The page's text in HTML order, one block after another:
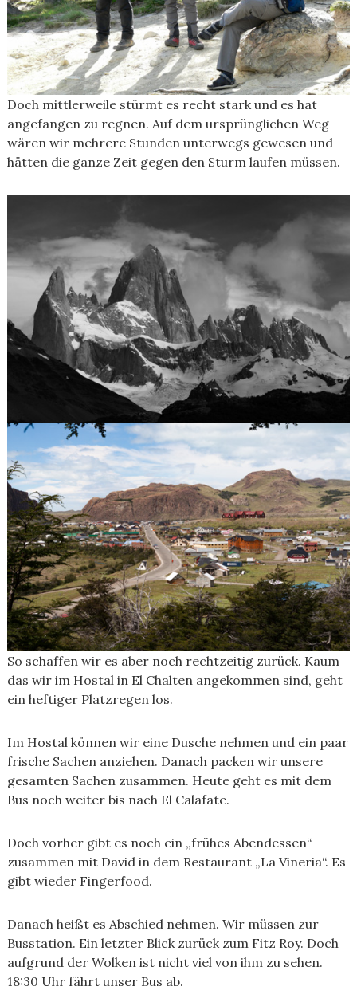
Doch mittlerweile stürmt es recht stark und es hat
angefangen zu regnen. Auf dem ursprünglichen Weg
wären wir mehrere Stunden unterwegs gewesen und
hätten die ganze Zeit gegen den Sturm laufen müssen.
So schaffen wir es aber noch rechtzeitig zurück. Kaum
das wir im Hostal in El Chalten angekommen sind, geht
ein heftiger Platzregen los.
Im Hostal können wir eine Dusche nehmen und ein paar
frische Sachen anziehen. Danach packen wir unsere
gesamten Sachen zusammen. Heute geht es mit dem
Bus noch weiter bis nach El Calafate.
Doch vorher gibt es noch ein „frühes Abendessen“
zusammen mit David in dem Restaurant „La Vineria“. Es
gibt wieder Fingerfood.
Danach heißt es Abschied nehmen. Wir müssen zur
Busstation. Ein letzter Blick zurück zum Fitz Roy. Doch
aufgrund der Wolken ist nicht viel von ihm zu sehen.
18:30 Uhr fährt unser Bus ab.